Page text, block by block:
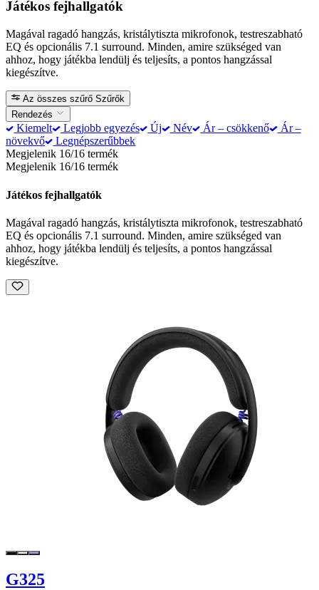
Játékos fejhallgatók
Magával ragadó hangzás, kristálytiszta mikrofonok, testreszabható
EQ és opcionális 7.1 surround. Minden, amire szükséged van
ahhoz, hogy játékba lendülj és teljesíts, a pontos hangzással
kiegészítve.
Az összes szűrő Szűrők
Rendezés
Kiemelt Legjobb egyezés Új Név Ár – csökkenő
Ár –
növekvő
Legnépszerűbbek
Megjelenik 16/16 termék
Megjelenik 16/16 termék
Játékos fejhallgatók
Magával ragadó hangzás, kristálytiszta mikrofonok, testreszabható
EQ és opcionális 7.1 surround. Minden, amire szükséged van
ahhoz, hogy játékba lendülj és teljesíts, a pontos hangzással
kiegészítve.
G325